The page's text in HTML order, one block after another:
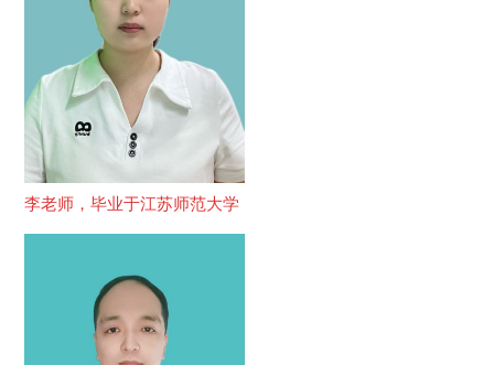
李老师，毕业于江苏师范大学